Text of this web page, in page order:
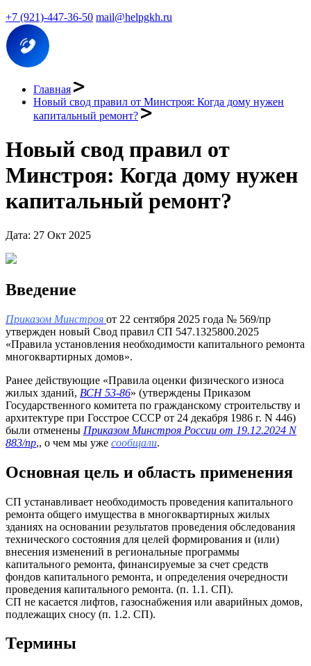
+7 (921)-447-36-50 mail@helpgkh.ru
Главная
Новый свод правил от Минстроя: Когда дому нужен
капитальный ремонт?
Новый свод правил от
Минстроя: Когда дому нужен
капитальный ремонт?
Дата: 27 Окт 2025
Введение
Приказом Минстроя от 22 сентября 2025 года № 569/пр
утвержден новый Свод правил СП 547.1325800.2025
«Правила установления необходимости капитального ремонта
многоквартирных домов».
Ранее действующие «Правила оценки физического износа
жилых зданий, ВСН 53-86» (утверждены Приказом
Государственного комитета по гражданскому строительству и
архитектуре при Госстрое СССР от 24 декабря 1986 г. N 446)
были отменены Приказом Минстроя России от 19.12.2024 N
883/пр,, о чем мы уже сообщали.
Основная цель и область применения
СП устанавливает необходимость проведения капитального
ремонта общего имущества в многоквартирных жилых
зданиях на основании результатов проведения обследования
технического состояния для целей формирования и (или)
внесения изменений в региональные программы
капитального ремонта, финансируемые за счет средств
фондов капитального ремонта, и определения очередности
проведения капитального ремонта. (п. 1.1. СП).
СП не касается лифтов, газоснабжения или аварийных домов,
подлежащих сносу (п. 1.2. СП).
Термины